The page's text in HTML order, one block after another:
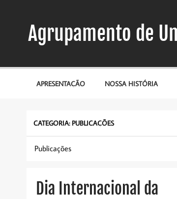
Agrupamento de
APRESENTAÇÃO NOSSA HISTÓRIA
CATEGORIA: PUBLICAÇÕES
Publicações
Dia Internacional da